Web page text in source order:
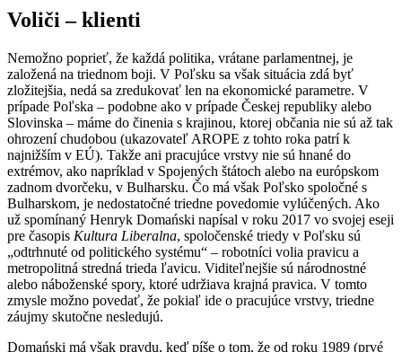
Voliči – klienti
Nemožno poprieť, že každá politika, vrátane parlamentnej, je
založená na triednom boji. V Poľsku sa však situácia zdá byť
zložitejšia, nedá sa zredukovať len na ekonomické parametre. V
prípade Poľska – podobne ako v prípade Českej republiky alebo
Slovinska – máme do činenia s krajinou, ktorej občania nie sú až tak
ohrození chudobou (ukazovateľ AROPE z tohto roka patrí k
najnižším v EÚ). Takže ani pracujúce vrstvy nie sú hnané do
extrémov, ako napríklad v Spojených štátoch alebo na európskom
zadnom dvorčeku, v Bulharsku. Čo má však Poľsko spoločné s
Bulharskom, je nedostatočné triedne povedomie vylúčených. Ako
už spomínaný Henryk Domański napísal v roku 2017 vo svojej eseji
pre časopis Kultura Liberalna, spoločenské triedy v Poľsku sú
„odtrhnuté od politického systému“ – robotníci volia pravicu a
metropolitná stredná trieda ľavicu. Viditeľnejšie sú národnostné
alebo náboženské spory, ktoré udržiava krajná pravica. V tomto
zmysle možno povedať, že pokiaľ ide o pracujúce vrstvy, triedne
záujmy skutočne nesledujú.
Domański má však pravdu, keď píše o tom, že od roku 1989 (prvé